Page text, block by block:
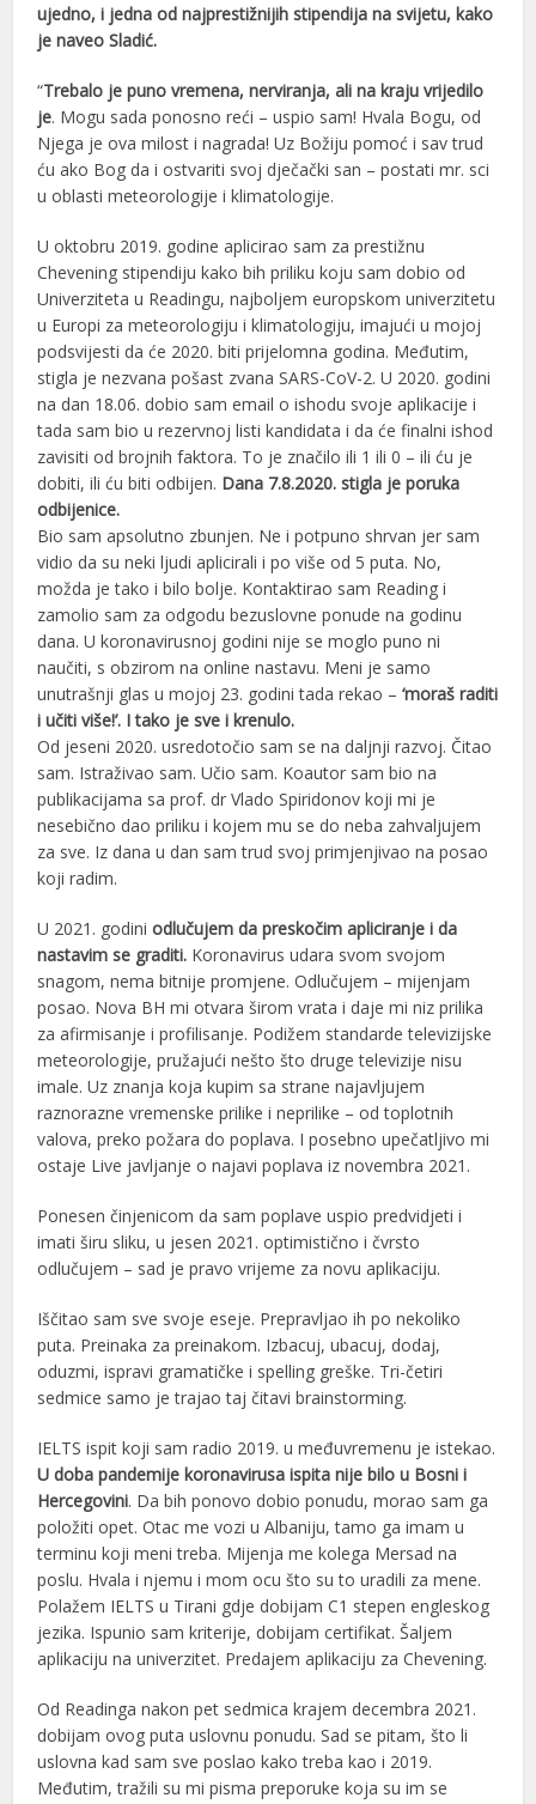
ujedno, i jedna od najprestižnijih stipendija na svijetu, kako
je naveo Sladić.
“Trebalo je puno vremena, nerviranja, ali na kraju vrijedilo
je. Mogu sada ponosno reći – uspio sam! Hvala Bogu, od
Njega je ova milost i nagrada! Uz Božiju pomoć i sav trud
ću ako Bog da i ostvariti svoj dječački san – postati mr. sci
u oblasti meteorologije i klimatologije.
U oktobru 2019. godine aplicirao sam za prestižnu
Chevening stipendiju kako bih priliku koju sam dobio od
Univerziteta u Readingu, najboljem europskom univerzitetu
u Europi za meteorologiju i klimatologiju, imajući u mojoj
podsvijesti da će 2020. biti prijelomna godina. Međutim,
stigla je nezvana pošast zvana SARS-CoV-2. U 2020. godini
na dan 18.06. dobio sam email o ishodu svoje aplikacije i
tada sam bio u rezervnoj listi kandidata i da će finalni ishod
zavisiti od brojnih faktora. To je značilo ili 1 ili 0 – ili ću je
dobiti, ili ću biti odbijen. Dana 7.8.2020. stigla je poruka
odbijenice.
Bio sam apsolutno zbunjen. Ne i potpuno shrvan jer sam
vidio da su neki ljudi aplicirali i po više od 5 puta. No,
možda je tako i bilo bolje. Kontaktirao sam Reading i
zamolio sam za odgodu bezuslovne ponude na godinu
dana. U koronavirusnoj godini nije se moglo puno ni
naučiti, s obzirom na online nastavu. Meni je samo
unutrašnji glas u mojoj 23. godini tada rekao –‘moraš raditi
i učiti više!’. I tako je sve i krenulo.
Od jeseni 2020. usredotočio sam se na daljnji razvoj. Čitao
sam. Istraživao sam. Učio sam. Koautor sam bio na
publikacijama sa prof. dr Vlado Spiridonov koji mi je
nesebično dao priliku i kojem mu se do neba zahvaljujem
za sve. Iz dana u dan sam trud svoj primjenjivao na posao
koji radim.
U 2021. godiniodlučujem da preskočim apliciranje i da
nastavim se graditi. Koronavirus udara svom svojom
snagom, nema bitnije promjene. Odlučujem – mijenjam
posao. Nova BH mi otvara širom vrata i daje mi niz prilika
za afirmisanje i profilisanje. Podižem standarde televizijske
meteorologije, pružajući nešto što druge televizije nisu
imale. Uz znanja koja kupim sa strane najavljujem
raznorazne vremenske prilike i neprilike – od toplotnih
valova, preko požara do poplava. I posebno upečatljivo mi
ostaje Live javljanje o najavi poplava iz novembra 2021.
Ponesen činjenicom da sam poplave uspio predvidjeti i
imati širu sliku, u jesen 2021. optimistično i čvrsto
odlučujem – sad je pravo vrijeme za novu aplikaciju.
Iščitao sam sve svoje eseje. Prepravljao ih po nekoliko
puta. Preinaka za preinakom. Izbacuj, ubacuj, dodaj,
oduzmi, ispravi gramatičke i spelling greške. Tri-četiri
sedmice samo je trajao taj čitavi brainstorming.
IELTS ispit koji sam radio 2019. u međuvremenu je istekao.
U doba pandemije koronavirusa ispita nije bilo u Bosni i
Hercegovini. Da bih ponovo dobio ponudu, morao sam ga
položiti opet. Otac me vozi u Albaniju, tamo ga imam u
terminu koji meni treba. Mijenja me kolega Mersad na
poslu. Hvala i njemu i mom ocu što su to uradili za mene.
Polažem IELTS u Tirani gdje dobijam C1 stepen engleskog
jezika. Ispunio sam kriterije, dobijam certifikat. Šaljem
aplikaciju na univerzitet. Predajem aplikaciju za Chevening.
Od Readinga nakon pet sedmica krajem decembra 2021.
dobijam ovog puta uslovnu ponudu. Sad se pitam, što li
uslovna kad sam sve poslao kako treba kao i 2019.
Međutim, tražili su mi pisma preporuke koja su im se